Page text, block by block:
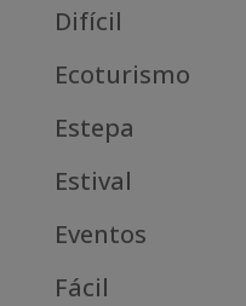
Difícil
Ecoturismo
Estepa
Estival
Eventos
Fácil